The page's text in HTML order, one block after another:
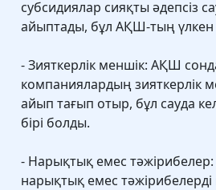
субсидиялар сияқты әдепсіз
айыптады, бұл АҚШ-тың үлкен
- Зияткерлік меншік: АҚШ
компаниялардың зияткерлік
айып тағып отыр, бұл сауда
бірі болды.
- Нарықтық емес
нарықтық емес